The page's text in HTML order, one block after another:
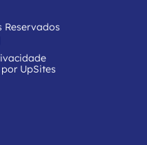
Reservados
UpSites